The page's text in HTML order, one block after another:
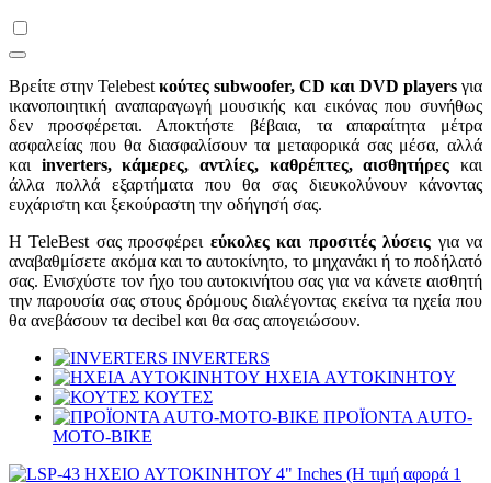
Βρείτε στην Telebest κούτες subwoofer, CD και DVD players για
ικανοποιητική αναπαραγωγή μουσικής και εικόνας που συνήθως
δεν προσφέρεται. Αποκτήστε βέβαια, τα απαραίτητα μέτρα
ασφαλείας που θα διασφαλίσουν τα μεταφορικά σας μέσα, αλλά
και inverters, κάμερες, αντλίες, καθρέπτες, αισθητήρες και
άλλα πολλά εξαρτήματα που θα σας διευκολύνουν κάνοντας
ευχάριστη και ξεκούραστη την οδήγησή σας.
ΗTeleBest σας προσφέρει εύκολες και προσιτές λύσεις για να
αναβαθμίσετε ακόμα και το αυτοκίνητο, το μηχανάκι ή το ποδήλατό
σας. Ενισχύστε τον ήχο του αυτοκινήτου σας για να κάνετε αισθητή
την παρουσία σας στους δρόμους διαλέγοντας εκείνα τα ηχεία που
θα ανεβάσουν τα decibel και θα σας απογειώσουν.
INVERTERS
ΗΧΕΙΑ AYTOKINHTOY
ΚΟΥΤΕΣ
ΠΡΟΪΟΝΤΑ ΑUΤΟ-
MOTO-BIKE